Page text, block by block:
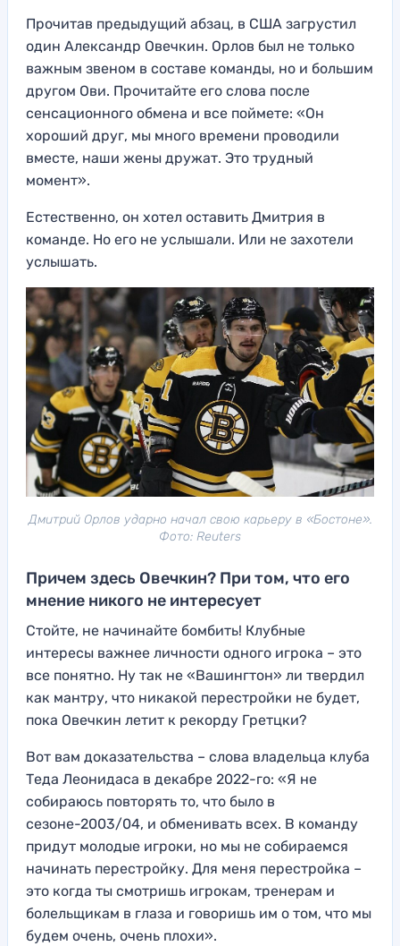
Прочитав предыдущий абзац, в США загрустил
один Александр Овечкин. Орлов был не только
важным звеном в составе команды, но и большим
другом Ови. Прочитайте его слова после
сенсационного обмена и все поймете: «Он
хороший друг, мы много времени проводили
вместе, наши жены дружат. Это трудный
момент».
Естественно, он хотел оставить Дмитрия в
команде. Но его не услышали. Или не захотели
услышать.
Дмитрий Орлов ударно начал свою карьеру в «Бостоне».
Фото: Reuters
Причем здесь Овечкин? При том, что его
мнение никого не интересует
Стойте, не начинайте бомбить! Клубные
интересы важнее личности одного игрока – это
все понятно. Ну так не «Вашингтон» ли твердил
как мантру, что никакой перестройки не будет,
пока Овечкин летит к рекорду Гретцки?
Вот вам доказательства – слова владельца клуба
Теда Леонидаса в декабре 2022-го: «Я не
собираюсь повторять то, что было в
сезоне-2003/04, и обменивать всех. В команду
придут молодые игроки, но мы не собираемся
начинать перестройку. Для меня перестройка –
это когда ты смотришь игрокам, тренерам и
болельщикам в глаза и говоришь им о том, что мы
будем очень, очень плохи».